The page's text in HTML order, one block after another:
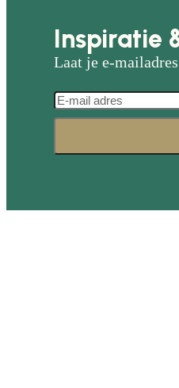
Inspiratie
Laat je e-